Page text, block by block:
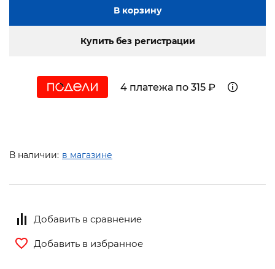
В корзину
Купить без регистрации
4 платежа по 315 ₽
В наличии: в магазине
Добавить в сравнение
Добавить в избранное